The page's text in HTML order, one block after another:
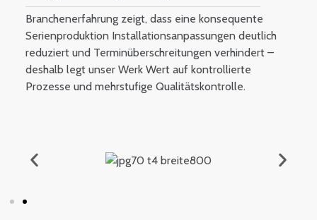
Branchenerfahrung zeigt, dass eine konsequente
Serienproduktion Installationsanpassungen deutlich
reduziert und Terminüberschreitungen verhindert –
deshalb legt unser Werk Wert auf kontrollierte
Prozesse und mehrstufige Qualitätskontrolle.